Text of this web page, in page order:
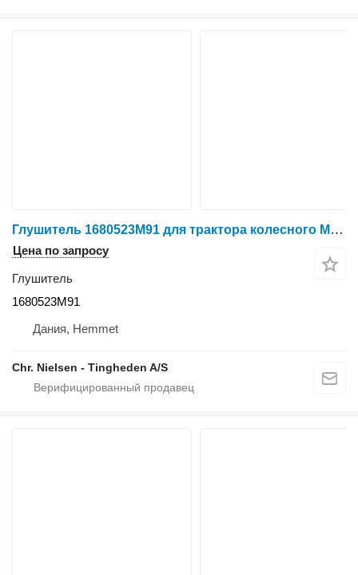
Глушитель 1680523M91 для трактора колесного Massey Ferguson 690
Цена по запросу
Глушитель
1680523M91
Дания, Hemmet
Chr. Nielsen - Tingheden A/S